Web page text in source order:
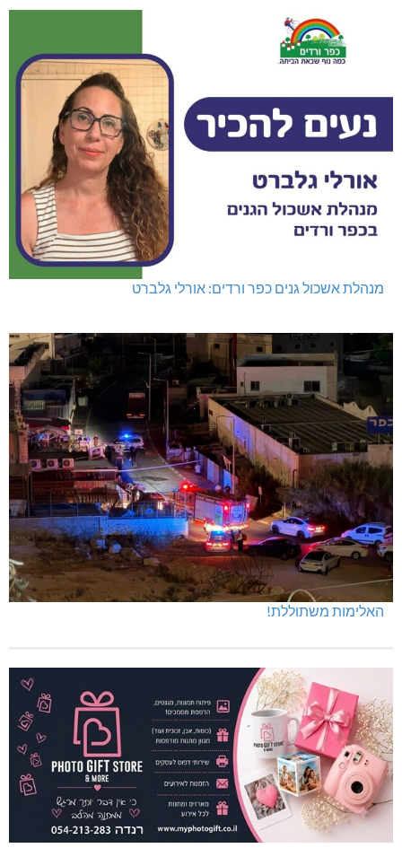
מנהלת אשכול גנים כפר ורדים: אורלי גלברט
האלימות משתוללת!